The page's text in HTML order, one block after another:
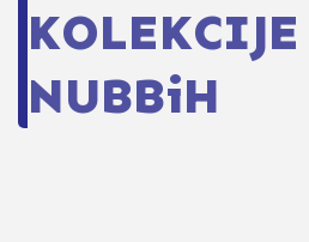
KOLEKCIJE
NUBBiH